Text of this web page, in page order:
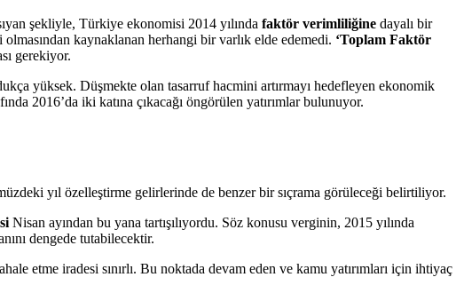
şekliyle, Türkiye ekonomisi 2014 yılında faktör verimliliğine dayalı bir
kaynaklanan herhangi bir varlık elde edemedi. ‘Toplam Faktör
gerekiyor.
yüksek. Düşmekte olan tasarruf hacmini artırmayı hedefleyen ekonomik
2016’da iki katına çıkacağı öngörülen yatırımlar bulunuyor.
yıl özelleştirme gelirlerinde de benzer bir sıçrama görüleceği belirtiliyor.
Nisan ayından bu yana tartışılıyordu. Söz konusu verginin, 2015 yılında
dengede tutabilecektir.
etme iradesi sınırlı. Bu noktada devam eden ve kamu yatırımları için ihtiyaç